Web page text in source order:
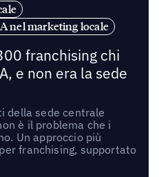
nel marketing locale
franchising chi
e non era la sede
della sede centrale
è il problema che i
Un approccio più
franchising, supportato